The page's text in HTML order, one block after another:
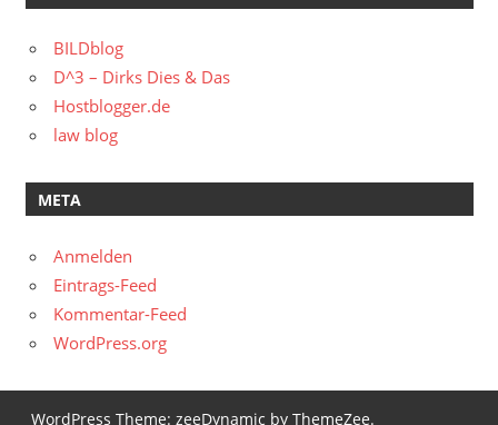
BILDblog
D^3 – Dirks Dies & Das
Hostblogger.de
law blog
META
Anmelden
Eintrags-Feed
Kommentar-Feed
WordPress.org
WordPress Theme: zeeDynamic by ThemeZee.